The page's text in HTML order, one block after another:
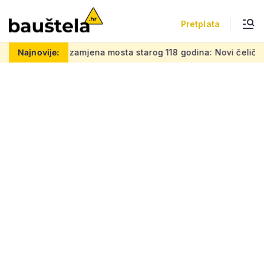
Pretplata
Najnovije:mosta starog 118 godina: Novi čelični poluluk lebdi